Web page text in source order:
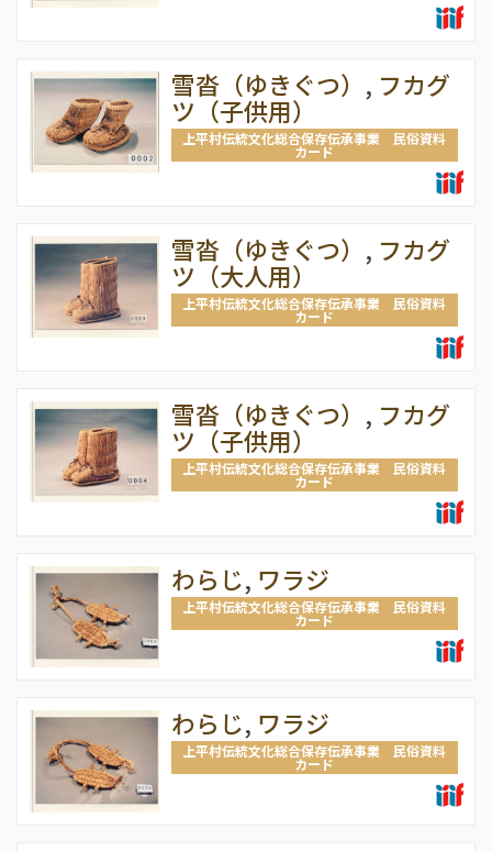
雪沓（ゆきぐつ） , フカグ
ツ（子供用）
上平村伝統文化総合保存伝承事業 民俗資料
カード
雪沓（ゆきぐつ） , フカグ
ツ（大人用）
上平村伝統文化総合保存伝承事業 民俗資料
カード
雪沓（ゆきぐつ） , フカグ
ツ（子供用）
上平村伝統文化総合保存伝承事業 民俗資料
カード
わらじ, ワラジ
上平村伝統文化総合保存伝承事業 民俗資料
カード
わらじ, ワラジ
上平村伝統文化総合保存伝承事業 民俗資料
カード